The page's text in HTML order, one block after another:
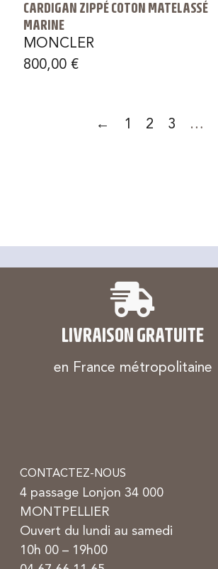
CARDIGAN ZIPPÉ COTON MATELASSÉ
MARINE
MONCLER
800,00 €
← 1 2 3 …
LIVRAISON GRATUITE
en France métropolitaine
CONTACTEZ-NOUS
4 passage Lonjon 34 000
MONTPELLIER
Ouvert du lundi au samedi
10h 00 – 19h00